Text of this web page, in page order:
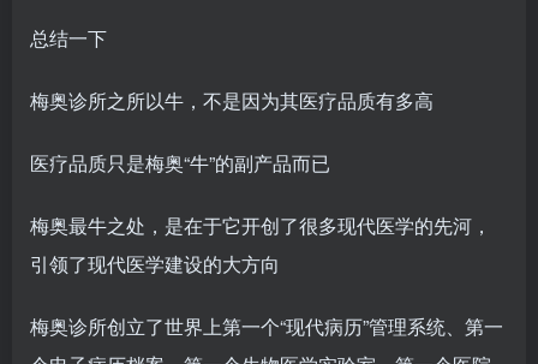
总结一下
梅奥诊所之所以牛，不是因为其医疗品质有多高
医疗品质只是梅奥“牛”的副产品而已
梅奥最牛之处，是在于它开创了很多现代医学的先河，
引领了现代医学建设的大方向
梅奥诊所创立了世界上第一个“现代病历”管理系统、第一